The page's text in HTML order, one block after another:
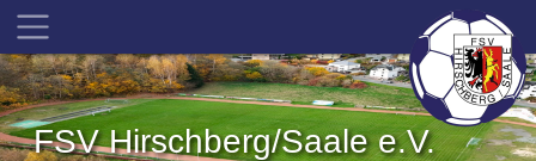
FSV Hirschberg/Saale e.V.